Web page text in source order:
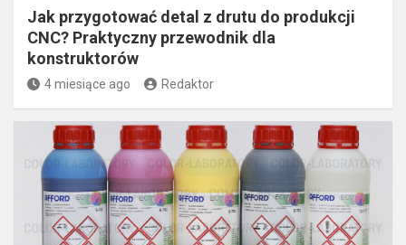
Jak przygotować detal z drutu do produkcji
CNC? Praktyczny przewodnik dla
konstruktorów
4 miesiące ago Redaktor